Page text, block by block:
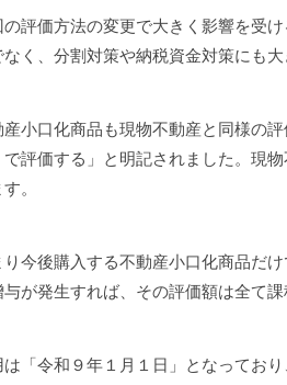
の評価方法の変更で大きく影響を受
なく、分割対策や納税資金対策にも
産小口化商品も現物不動産と同様の
で評価する」と明記されました。現
。
り今後購入する不動産小口化商品だ
与が発生すれば、その評価額は全て
は「令和９年１月１日」となってお